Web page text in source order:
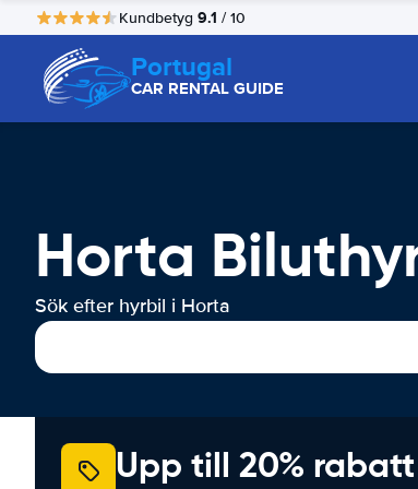
Kundbetyg 9.1 / 10
Portugal
CAR RENTAL GUIDE
Horta
Sök efter hyrbil i Horta
Upp till 20%